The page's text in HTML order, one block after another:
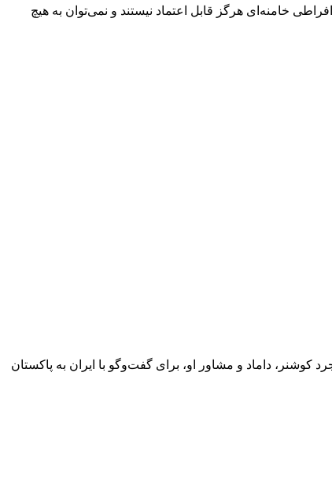
خامنه‌ای هرگز قابل اعتماد نیستند و نمی‌توان به هیچ
کوشنر، داماد و مشاور او، برای گفت‌وگو با ایران به پاکستان